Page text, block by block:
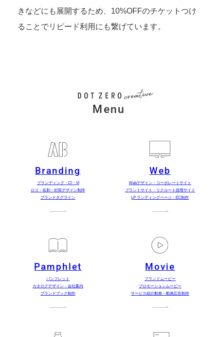
きなどにも展開するため、10%OFFのチケットつけ
ることでリピード利用にも繋げています。
Menu
Branding
ブランディング・CI・VI
ロゴ・名刺・封筒デザイン制作
ブランドタグライン
Web
Webデザイン・コーポレートサイト
ブランドサイト・リクルート採用サイト
LP ランディングページ・EC制作
Pamphlet
パンフレット
カタログデザイン・会社案内
ブランドブック制作
Movie
ブランドムービー
プロモーションムービー
サービス紹介動画・動画広告制作